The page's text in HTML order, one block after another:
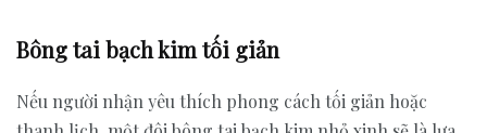
Bông tai bạch kim tối giản
Nếu người nhận yêu thích phong cách tối giản hoặc